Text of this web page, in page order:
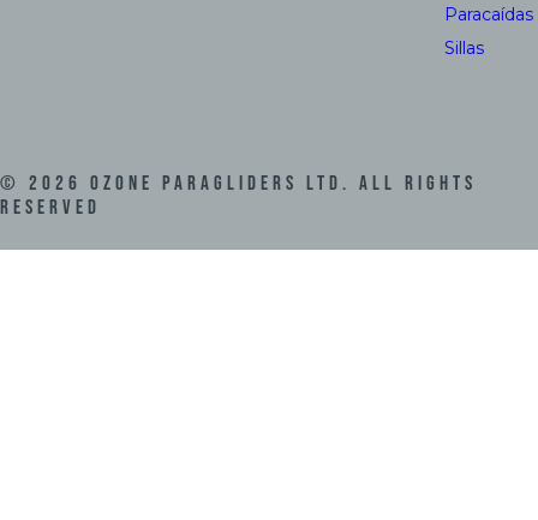
Paracaídas
Sillas
© 2026 Ozone Paragliders LTD. All Rights
Reserved